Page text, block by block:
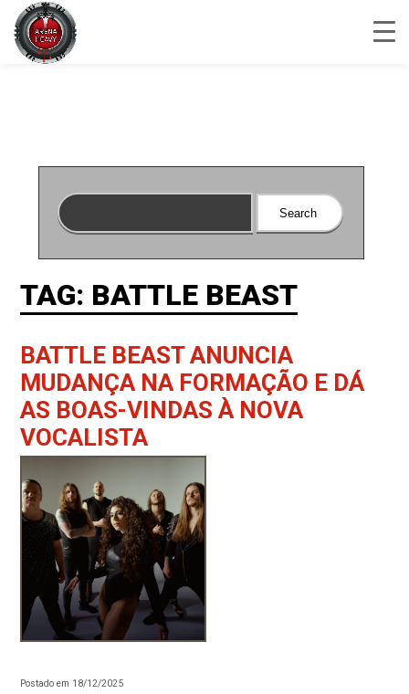
TAG: BATTLE BEAST
BATTLE BEAST ANUNCIA
MUDANÇA NA FORMAÇÃO E DÁ
AS BOAS-VINDAS À NOVA
VOCALISTA
Postado em 18/12/2025